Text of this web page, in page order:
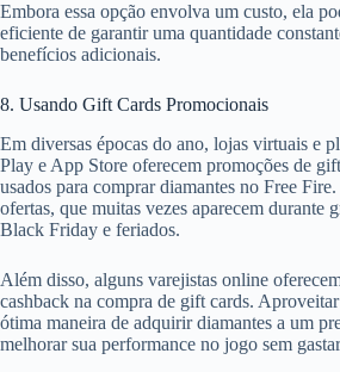
Embora essa opção envolva um custo, ela
eficiente de garantir uma quantidade
benefícios adicionais.
8. Usando Gift Cards Promocionais
Em diversas épocas do ano, lojas virtuais e
Play e App Store oferecem promoções de
usados para comprar diamantes no Free
ofertas, que muitas vezes aparecem durante
Black Friday e feriados.
Além disso, alguns varejistas online
cashback na compra de gift cards.
ótima maneira de adquirir diamantes a um
melhorar sua performance no jogo sem